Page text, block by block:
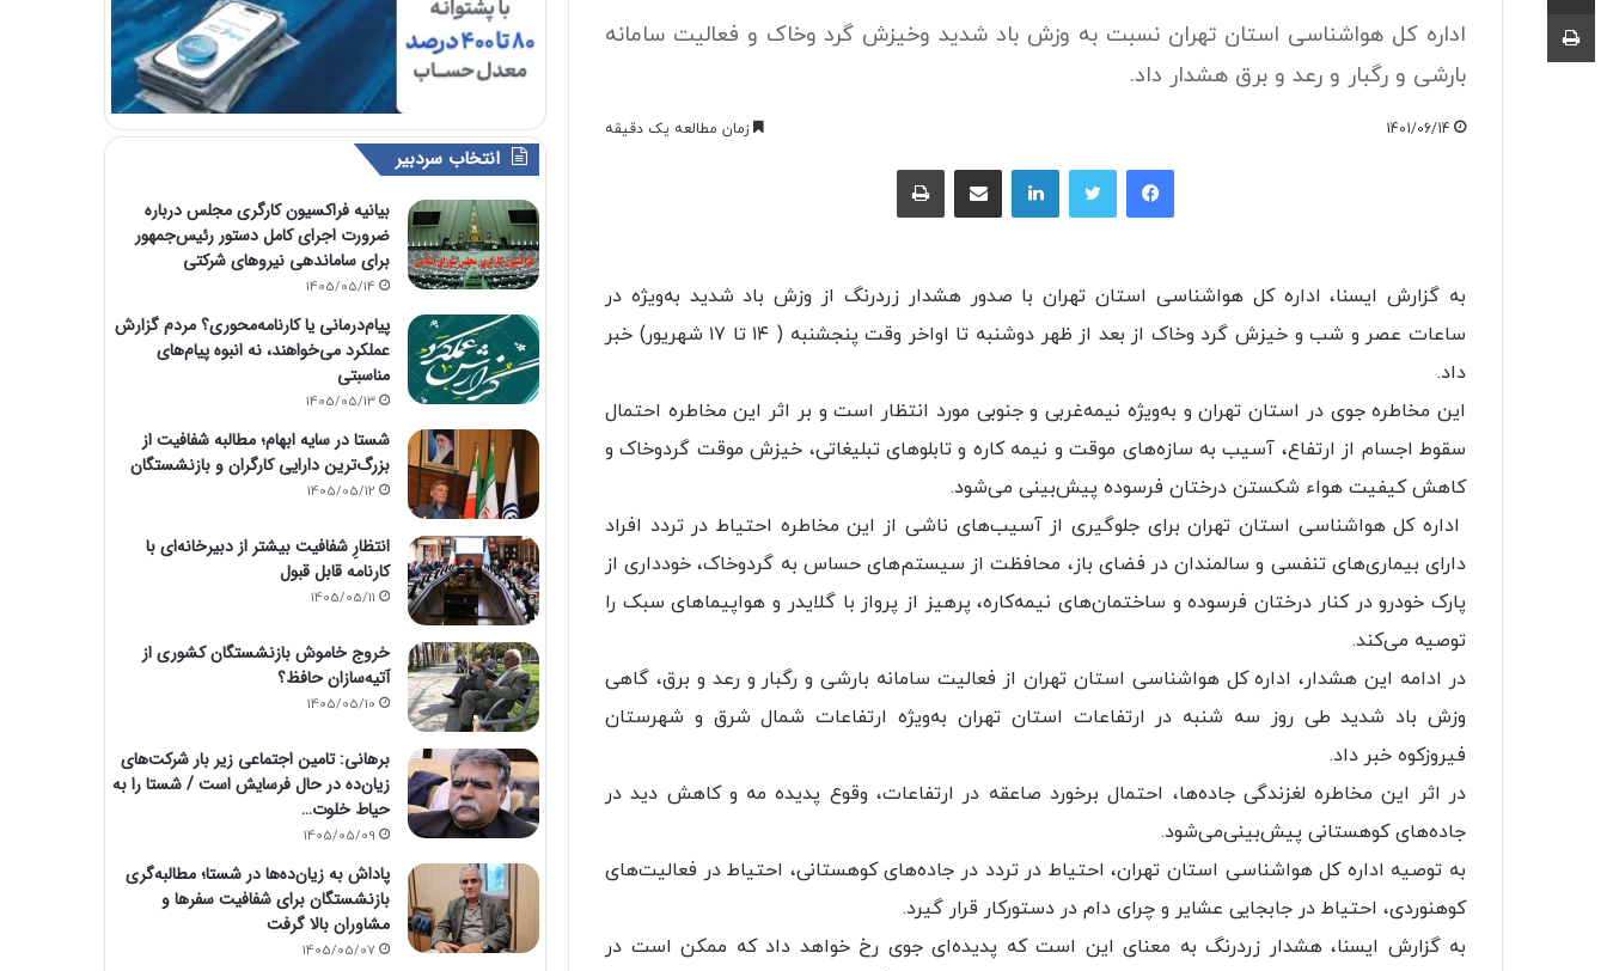
اداره کل هواشناسی استان تهران نسبت به وزش باد شدید وخیزش گرد وخاک و فعالیت سامانه
بارشی و رگبار و رعد و برق هشدار داد.
1401/06/14 زمان مطالعه یک دقیقه
فیسبوک لینکداین
به گزارش ایسنا، اداره کل هواشناسی استان تهران با صدور هشدار زردرنگ از وزش باد شدید به‌ویژه در
ساعات عصر و شب و خیزش گرد وخاک از بعد از ظهر دوشنبه تا اواخر وقت پنجشنبه ( ۱۴ تا ۱۷ شهریور) خبر
داد.
این مخاطره جوی در استان تهران و به‌ویژه نیمه‌غربی و جنوبی مورد انتظار است و بر اثر این مخاطره احتمال
سقوط اجسام از ارتفاع، آسیب به سازه‌های موقت و نیمه کاره و تابلوهای تبلیغاتی، خیزش موقت گردوخاک و
کاهش کیفیت هواء شکستن درختان فرسوده پیش‌بینی می‌شود.
اداره کل هواشناسی استان تهران برای جلوگیری از آسیب‌های ناشی از این مخاطره احتیاط در تردد افراد
دارای بیماری‌های تنفسی و سالمندان در فضای باز، محافظت از سیستم‌های حساس به گردوخاک، خودداری از
پارک خودرو در کنار درختان فرسوده و ساختمان‌های نیمه‌کاره، پرهیز از پرواز با گلایدر و هواپیماهای سبک را
توصیه می‌کند.
در ادامه این هشدار، اداره کل هواشناسی استان تهران از فعالیت سامانه بارشی و رگبار و رعد و برق، گاهی
وزش باد شدید طی روز سه شنبه در ارتفاعات استان تهران به‌ویژه ارتفاعات شمال شرق و شهرستان
فیروزکوه خبر داد.
در اثر این مخاطره لغزندگی جاده‌ها، احتمال برخورد صاعقه در ارتفاعات، وقوع پدیده مه و کاهش دید در
جاده‌های کوهستانی پیش‌بینی‌می‌شود.
به توصیه اداره کل هواشناسی استان تهران، احتیاط در تردد در جاده‌های کوهستانی، احتیاط در فعالیت‌های
کوهنوردی، احتیاط در جابجایی عشایر و چرای دام در دستورکار قرار گیرد.
به گزارش ایسنا، هشدار زردرنگ به معنای این است که پدیده‌ای جوی رخ خواهد داد که ممکن است در
انتخاب سردبیر
بیانیه فراکسیون کارگری مجلس درباره
ضرورت اجرای کامل دستور رئیس‌جمهور
برای ساماندهی نیروهای شرکتی
1405/05/14
پیام‌درمانی یا کارنامه‌محوری؟ مردم گزارش
عملکرد می‌خواهند، نه انبوه پیام‌های
مناسبتی
1405/05/13
شستا در سایه ابهام؛ مطالبه شفافیت از
بزرگ‌ترین دارایی کارگران و بازنشستگان
1405/05/12
انتظارِ شفافیت بیشتر از دبیرخانه‌ای با
کارنامه قابل قبول
1405/05/11
خروج خاموش بازنشستگان کشوری از
آتیه‌سازان حافظ؟
1405/05/10
برهانی: تامین اجتماعی زیر بار شرکت‌های
زیان‌ده در حال فرسایش است / شستا را به
حیاط خلوت…
1405/05/09
پاداش به زیان‌ده‌ها در شستا؛ مطالبه‌گری
بازنشستگان برای شفافیت سفرها و
مشاوران بالا گرفت
1405/05/07